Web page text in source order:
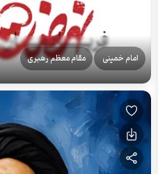
امام خمینی مقام معظم رهبری